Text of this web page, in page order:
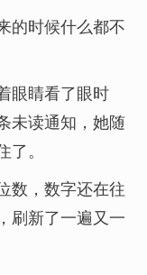
的时候什么都不
眼睛看了眼时
未读通知，她随
。
数，数字还在往
刷新了一遍又一